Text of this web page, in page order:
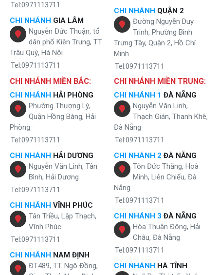
Tel:0971113711
CHI NHÁNH GIA LÂM
Nguyễn Đức Thuận, tổ
dân phố Kiên Trung, TT.
Trâu Quỳ, Hà Nội
Tel:0971113711
CHI NHÁNH QUẬN 2
Đường Nguyễn Duy
Trinh, Phường Bình
Trưng Tây, Quận 2, Hồ Chí
Minh
Tel:0971113711
CHI NHÁNH MIỀN BẮC:
CHI NHÁNH HẢI PHÒNG
Phường Thượng Lý,
Quận Hồng Bàng, Hải
Phòng
Tel:0971113711
CHI NHÁNH HẢI DƯƠNG
Nguyễn Văn Linh, Tân
Bình, Hải Dương
Tel:0971113711
CHI NHÁNH VĨNH PHÚC
Tân Triều, Lập Thạch,
Vĩnh Phúc
Tel:0971113711
CHI NHÁNH NAM ĐỊNH
ĐT489, TT. Ngô Đồng,
CHI NHÁNH MIỀN TRUNG:
CHI NHÁNH 1 ĐÀ NẴNG
Nguyễn Văn Linh,
Thạch Gián, Thanh Khê,
Đà Nẵng
Tel:0971113711
CHI NHÁNH 2 ĐÀ NẴNG
Tôn Đức Thắng, Hoà
Minh, Liên Chiểu, Đà
Nẵng
Tel:0971113711
CHI NHÁNH 3 ĐÀ NẴNG
Hòa Thuận Đông, Hải
Châu, Đà Nẵng
Tel:0971113711
CHI NHÁNH HÀ TĨNH